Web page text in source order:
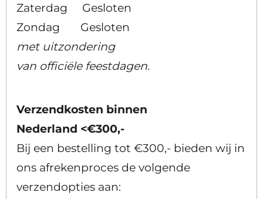
Zaterdag Gesloten
Zondag Gesloten
met uitzondering
van officiële feestdagen.
Verzendkosten binnen
Nederland <€300,-
Bij een bestelling tot €300,- bieden wij in
ons afrekenproces de volgende
verzendopties aan: